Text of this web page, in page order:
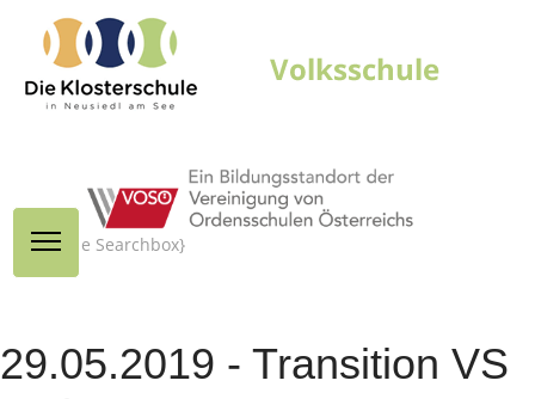
{module Searchbox}
29.05.2019 - Transition VS